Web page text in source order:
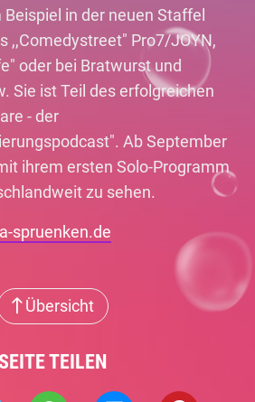
in der neuen Staffel
,,Comedystreet" Pro7/JOYN,
oder bei Bratwurst und
Sie ist Teil des erfolgreichen
- der
Ab September
ihrem ersten Solo-Programm
zu sehen.
spruenken.de
Übersicht
SEITE TEILEN